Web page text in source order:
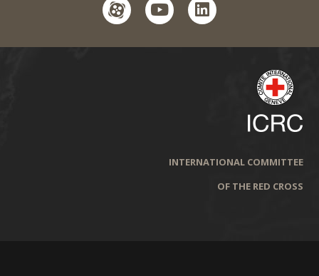
linkedin
youtube
aparat
INTERNATIONAL COMMITTEE
OF THE RED CROSS